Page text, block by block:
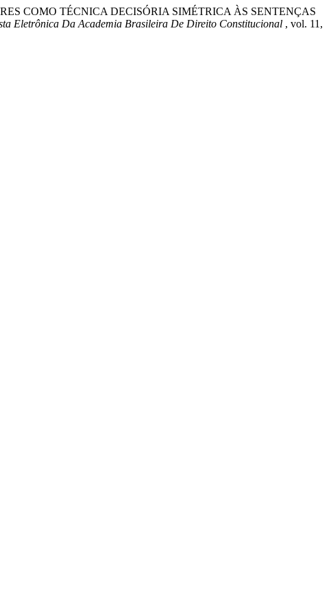
COMO TÉCNICA DECISÓRIA SIMÉTRICA ÀS SENTENÇAS
Eletrônica Da Academia Brasileira De Direito Constitucional , vol. 11,